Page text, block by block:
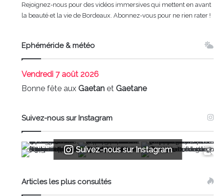
Rejoignez-nous pour des vidéos immersives qui mettent en avant
la beauté et la vie de Bordeaux. Abonnez-vous pour ne rien rater !
Ephéméride & météo
Vendredi 7 août 2026
Bonne fête auxGaetan etGaetane
Suivez-nous sur Instagram
Suivez-nous sur Instagram
Articles les plus consultés